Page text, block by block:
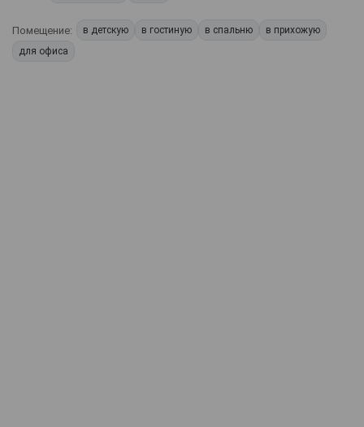
Помещение: в детскую в гостиную в спальню
в прихожую
для офиса